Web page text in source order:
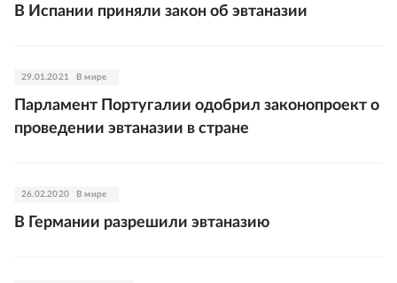
В Испании приняли закон об эвтаназии
29.01.2021 В мире
Парламент Португалии одобрил законопроект о
проведении эвтаназии в стране
26.02.2020 В мире
В Германии разрешили эвтаназию